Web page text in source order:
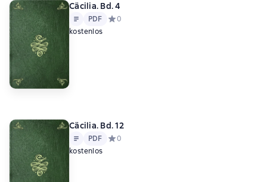
Cäcilia. Bd. 4
Text PDF
PDF Средний рейтинг 0 на основе 0 оценок
0
kostenlos
Cäcilia. Bd. 12
Text PDF
PDF Средний рейтинг 0 на основе 0 оценок
0
kostenlos